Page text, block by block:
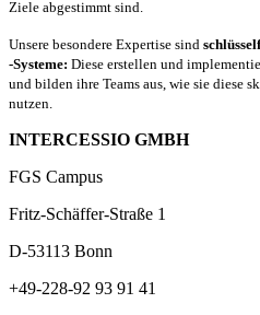
Ziele abgestimmt sind.
Unsere besondere Expertise sind
-Systeme: Diese erstellen und
und bilden ihre Teams aus, wie sie diese
nutzen.
INTERCESSIO GMBH
FGS Campus
Fritz-Schäffer-Straße 1
D-53113 Bonn
+49-228-92 93 91 41